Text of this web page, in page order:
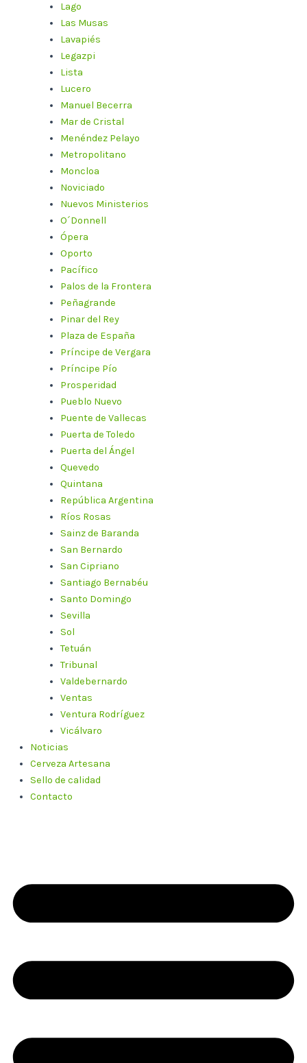
Lago
Las Musas
Lavapiés
Legazpi
Lista
Lucero
Manuel Becerra
Mar de Cristal
Menéndez Pelayo
Metropolitano
Moncloa
Noviciado
Nuevos Ministerios
O´Donnell
Ópera
Oporto
Pacífico
Palos de la Frontera
Peñagrande
Pinar del Rey
Plaza de España
Príncipe de Vergara
Príncipe Pío
Prosperidad
Pueblo Nuevo
Puente de Vallecas
Puerta de Toledo
Puerta del Ángel
Quevedo
Quintana
República Argentina
Ríos Rosas
Sainz de Baranda
San Bernardo
San Cipriano
Santiago Bernabéu
Santo Domingo
Sevilla
Sol
Tetuán
Tribunal
Valdebernardo
Ventas
Ventura Rodríguez
Vicálvaro
Noticias
Cerveza Artesana
Sello de calidad
Contacto